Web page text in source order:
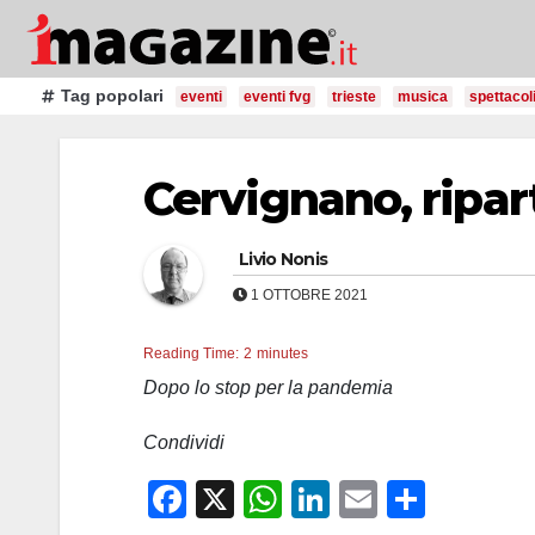
Salta
contenutoTag popolari eventi eventi fvg trieste musica spettacoli
Cervignano,
Livio Nonis
1 OTTOBRE 2021
Reading Time: 2 minutes
Dopo lo stop per la pandemia
Condividi
F
X
W
Li
E